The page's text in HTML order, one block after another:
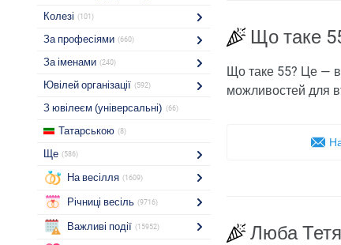
Колезі (101)
За професіями (660)
За іменами (240)
Ювілей організації (592)
З ювілеєм (універсальні) (66)
Татарською (8)
Ще (586)
На весілля (1609)
Річниці весіль (9716)
Важливі події (15952)
Що таке
Що таке 55? Це —
можливостей для
Люба